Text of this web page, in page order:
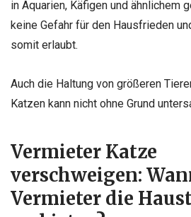
in Aquarien, Käfigen und ähnlichem
keine Gefahr für den Hausfrieden
somit erlaubt.
Auch die Haltung von größeren
Katzen kann nicht ohne Grund
Vermieter Katze
verschweigen:
Vermieter die